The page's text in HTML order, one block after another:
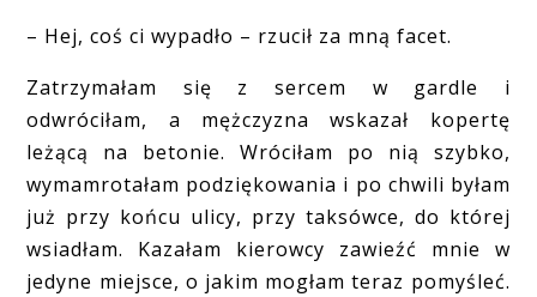
– Hej, coś ci wypadło – rzucił za mną facet.
Zatrzymałam się z sercem w gardle i
odwróciłam, a mężczyzna wskazał kopertę
leżącą na betonie. Wróciłam po nią szybko,
wymamrotałam podziękowania i po chwili byłam
już przy końcu ulicy, przy taksówce, do której
wsiadłam. Kazałam kierowcy zawieźć mnie w
jedyne miejsce, o jakim mogłam teraz pomyśleć.